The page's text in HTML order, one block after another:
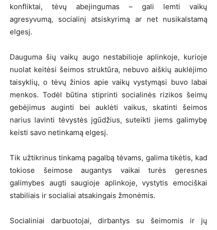
konfliktai, tėvų abejingumas – gali lemti vaikų
agresyvumą, socialinį atsiskyrimą ar net nusikalstamą
elgesį.
Dauguma šių vaikų augo nestabilioje aplinkoje, kurioje
nuolat keitėsi šeimos struktūra, nebuvo aiškių auklėjimo
taisyklių, o tėvų žinios apie vaikų vystymąsi buvo labai
menkos. Todėl būtina stiprinti socialinės rizikos šeimų
gebėjimus auginti bei auklėti vaikus, skatinti šeimos
narius lavinti tėvystės įgūdžius, suteikti jiems galimybę
keisti savo netinkamą elgesį.
Tik užtikrinus tinkamą pagalbą tėvams, galima tikėtis, kad
tokiose šeimose augantys vaikai turės geresnes
galimybes augti saugioje aplinkoje, vystytis emociškai
stabiliais ir socialiai atsakingais žmonėmis.
Socialiniai darbuotojai, dirbantys su šeimomis ir jų